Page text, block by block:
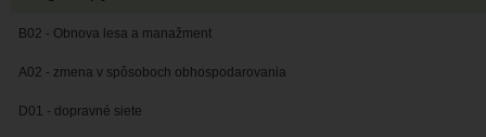
B02 - Obnova lesa a manažment
A02 - zmena v spôsoboch obhospodarovania
D01 - dopravné siete